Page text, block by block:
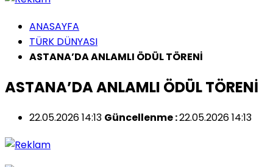
ANASAYFA
TÜRK DÜNYASI
ASTANA’DA ANLAMLI ÖDÜL TÖRENİ
ASTANA’DA ANLAMLI ÖDÜL TÖRENİ
22.05.2026 14:13 Güncellenme :22.05.2026 14:13